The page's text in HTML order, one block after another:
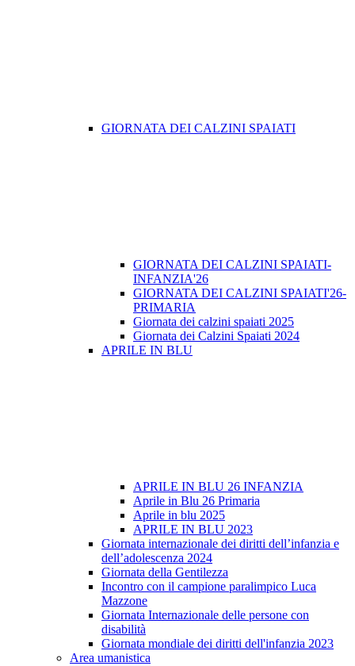
GIORNATA DEI CALZINI SPAIATI
GIORNATA DEI CALZINI SPAIATI-
INFANZIA'26
GIORNATA DEI CALZINI SPAIATI'26-
PRIMARIA
Giornata dei calzini spaiati 2025
Giornata dei Calzini Spaiati 2024
APRILE IN BLU
APRILE IN BLU 26 INFANZIA
Aprile in Blu 26 Primaria
Aprile in blu 2025
APRILE IN BLU 2023
Giornata internazionale dei diritti dell’infanzia e
dell’adolescenza 2024
Giornata della Gentilezza
Incontro con il campione paralimpico Luca
Mazzone
Giornata Internazionale delle persone con
disabilità
Giornata mondiale dei diritti dell'infanzia 2023
Area umanistica